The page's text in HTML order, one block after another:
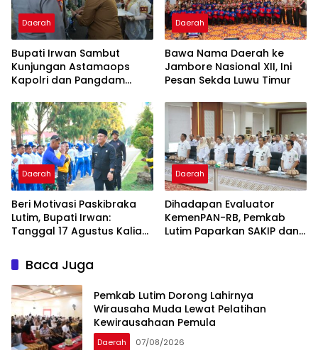
Daerah
Bupati Irwan Sambut
Kunjungan Astamaops
Kapolri dan Pangdam
Timur
Daerah
Bawa Nama Daerah ke
Jambore Nasional XII, Ini
Pesan Sekda Luwu Timur
Daerah
Beri Motivasi Paskibraka
Lutim, Bupati Irwan:
Tanggal 17 Agustus Kalian
Daerah
Dihadapan Evaluator
KemenPAN-RB, Pemkab
Lutim Paparkan SAKIP dan
Baca Juga
Pemkab Lutim Dorong Lahirnya
Wirausaha Muda Lewat Pelatihan
Kewirausahaan Pemula
Daerah 07/08/2026